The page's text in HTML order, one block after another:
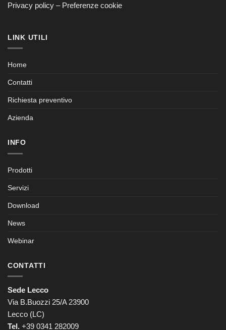
Privacy policy – Preferenze cookie
LINK UTILI
Home
Contatti
Richiesta preventivo
Azienda
INFO
Prodotti
Servizi
Download
News
Webinar
CONTATTI
Sede Lecco
Via B.Buozzi 25/A 23900
Lecco (LC)
Tel. +39 0341 282009